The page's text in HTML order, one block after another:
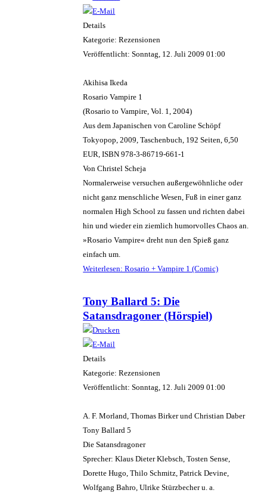
Details
Kategorie: Rezensionen
Veröffentlicht: Sonntag, 12. Juli 2009 01:00
Akihisa Ikeda
Rosario Vampire 1
(Rosario to Vampire, Vol. 1, 2004)
Aus dem Japanischen von Caroline Schöpf
Tokyopop, 2009, Taschenbuch, 192 Seiten, 6,50
EUR, ISBN 978-3-86719-661-1
Von Christel Scheja
Normalerweise versuchen außergewöhnliche oder
nicht ganz menschliche Wesen, Fuß in einer ganz
normalen High School zu fassen und richten dabei
hin und wieder ein ziemlich humorvolles Chaos an.
»Rosario Vampire« dreht nun den Spieß ganz
einfach um.
Weiterlesen: Rosario + Vampire 1 (Comic)
Tony Ballard 5: Die
Satansdragoner (Hörspiel)
Details
Kategorie: Rezensionen
Veröffentlicht: Sonntag, 12. Juli 2009 01:00
A. F. Morland, Thomas Birker und Christian Daber
Tony Ballard 5
Die Satansdragoner
Sprecher: Klaus Dieter Klebsch, Tosten Sense,
Dorette Hugo, Thilo Schmitz, Patrick Devine,
Wolfgang Bahro, Ulrike Stürzbecher u. a.